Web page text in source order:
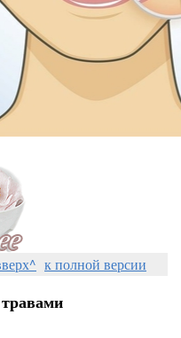
к полной версии